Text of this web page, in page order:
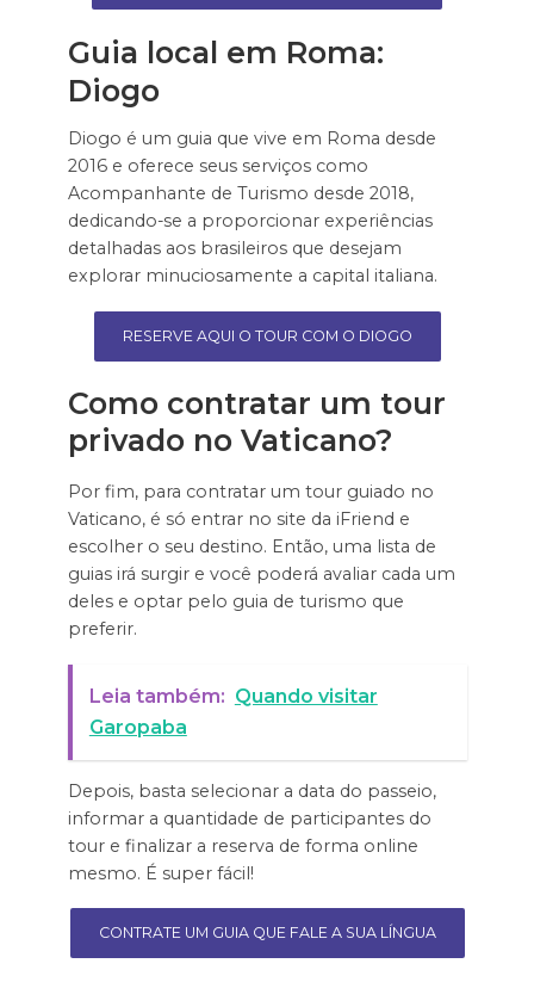
Guia local em Roma:
Diogo
Diogo é um guia que vive em Roma desde
2016 e oferece seus serviços como
Acompanhante de Turismo desde 2018,
dedicando-se a proporcionar experiências
detalhadas aos brasileiros que desejam
explorar minuciosamente a capital italiana.
RESERVE AQUI O TOUR COM O DIOGO
Como contratar um tour
privado no Vaticano?
Por fim, para contratar um tour guiado no
Vaticano, é só entrar no site da iFriend e
escolher o seu destino. Então, uma lista de
guias irá surgir e você poderá avaliar cada um
deles e optar pelo guia de turismo que
preferir.
Leia também: Quando visitar
Garopaba
Depois, basta selecionar a data do passeio,
informar a quantidade de participantes do
tour e finalizar a reserva de forma online
mesmo. É super fácil!
CONTRATE UM GUIA QUE FALE A SUA LÍNGUA